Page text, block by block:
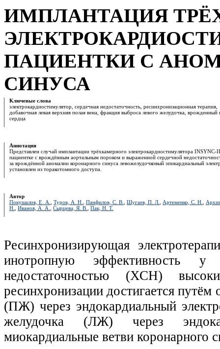
ИМПЛАНТАЦИЯ
ПАЦИЕНТКИ С
СИНУСА
Ключевые слова
электрокардиостимулятор, сердечная недостаточность, ресинхронизационная терапия,
добавочная левая верхняя полая вена, фракция выброса левого желудочка, врожденный
сердца
Аннотация
Представлен случай имплантации трёхкамерного электрокардиостимулятора INSYNC-
пациентке с врождённым аортальным пороком и выраженной сердечной
за врождённой аномалии коронарного синуса левожелудочковый эпикардиальный
установлен из торакотомного доступа.
Автор
Покушалов, Е. А.
Туров, А. Н. Панфилов, С. В. Шугаев, П. Л. Артеменко, С. Н.
Н.
Иванов, А. А. Сырцева, Я. В. Пак, Н. Т.
Ресинхронизирующая
инотропную эффективность у
недостаточностью (ХСН)
ресинхронизации достигается
(ПЖ) через эндокардиальный
желудочка (ЛЖ) через
миокардиальные ветви коронарного